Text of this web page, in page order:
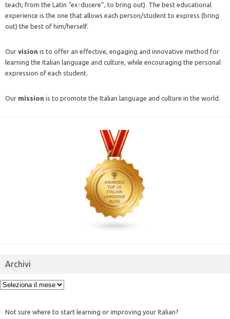
teach; from the Latin “ex-ducere”, to bring out). The best educational
experience is the one that allows each person/student to express (bring
out) the best of him/herself.
Our vision is to offer an effective, engaging and innovative method for
learning the Italian language and culture, while encouraging the personal
expression of each student.
Our mission is to promote the Italian language and culture in the world.
Archivi
Archivi
Not sure where to start learning or improving your Italian?